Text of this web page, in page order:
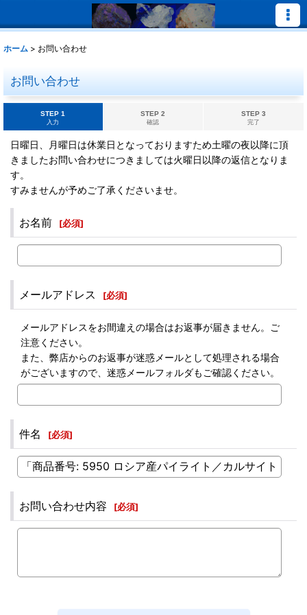
ホーム > お問い合わせ
お問い合わせ
STEP 1
入力
STEP 2
確認
STEP 3
完了
日曜日、月曜日は休業日となっておりますため土曜の夜以降に頂
きましたお問い合わせにつきましては火曜日以降の返信となりま
す。
すみませんが予めご了承くださいませ。
お名前 [必須]
メールアドレス [必須]
メールアドレスをお間違えの場合はお返事が届きません。ご
注意ください。
また、弊店からのお返事が迷惑メールとして処理される場合
がございますので、迷惑メールフォルダもご確認ください。
件名 [必須]
お問い合わせ内容 [必須]